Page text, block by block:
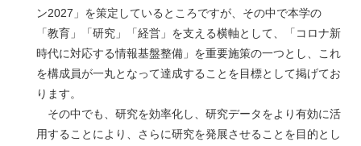
ン2027」を策定しているところですが、その中で本学の
「教育」「研究」「経営」を支える横軸として、「コロナ新
時代に対応する情報基盤整備」を重要施策の一つとし、これ
を構成員が一丸となって達成することを目標として掲げてお
ります。
その中でも、研究を効率化し、研究データをより有効に活
用することにより、さらに研究を発展させることを目的とし